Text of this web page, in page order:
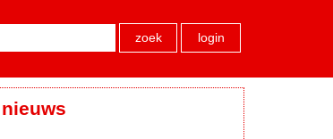
zoek login